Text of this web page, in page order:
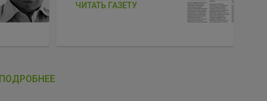
ЧИТАТЬ ГАЗЕТУ
ПОДРОБНЕЕ